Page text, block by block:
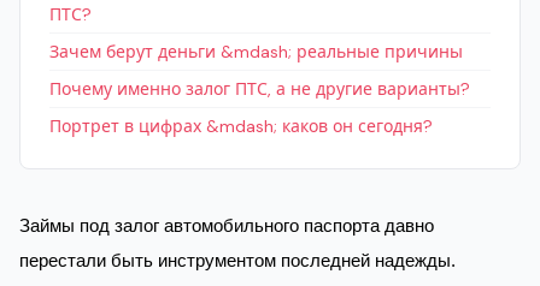
ПТС?
Зачем берут деньги &mdash; реальные причины
Почему именно залог ПТС, а не другие варианты?
Портрет в цифрах &mdash; каков он сегодня?
Займы под залог автомобильного паспорта давно
перестали быть инструментом последней надежды.